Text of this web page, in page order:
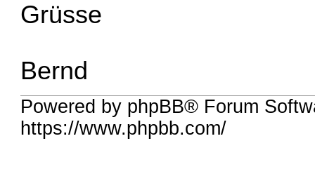
Grüsse
Bernd
Powered by phpBB® Forum
https://www.phpbb.com/